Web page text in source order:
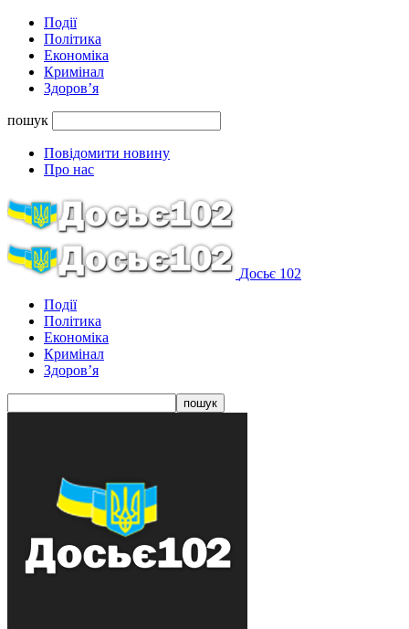
Події
Політика
Економіка
Кримінал
Здоров’я
пошук
Повідомити новину
Про нас
Досьє 102
Події
Політика
Економіка
Кримінал
Здоров’я